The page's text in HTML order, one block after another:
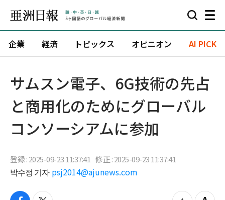
企業 経済 トピックス オピニオン AI PICK
サムスン電子、6G技術の先占
と商用化のためにグローバル
コンソーシアムに参加
登録 : 2025-09-23 11:37:41 修正 : 2025-09-23 11:37:41
박수정 기자 psj2014@ajunews.com